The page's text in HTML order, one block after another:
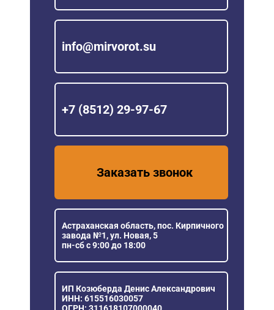
info@mirvorot.su
+7 (8512) 29-97-67
Заказать звонок
Астраханская область, пос. Кирпичного
завода №1, ул. Новая, 5
пн-сб с 9:00 до 18:00
ИП Козюберда Денис Александрович
ИНН: 615516030057